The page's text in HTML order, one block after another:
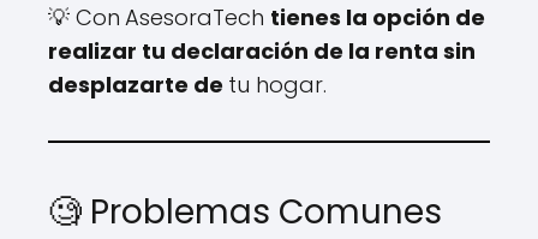
💡 Con AsesoraTech tienes la opción de
realizar tu declaración de la renta sin
desplazarte de tu hogar.
🧐 Problemas Comunes